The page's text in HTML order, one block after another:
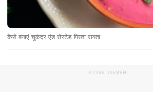
कैसे बनाएं चुकंदर एंड रोस्टेड पिस्ता रायता
ADVERTISEMENT